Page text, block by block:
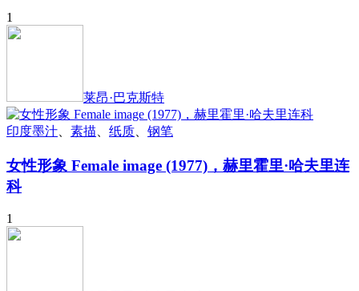
1
莱昂·巴克斯特
印度墨汁 素描 纸质 钢笔
女性形象 Female image (1977)，赫里霍里·哈夫里连
科
1